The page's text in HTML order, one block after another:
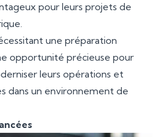
pour leurs projets de
une préparation
opportunité précieuse pour
leurs opérations et
dans un environnement de